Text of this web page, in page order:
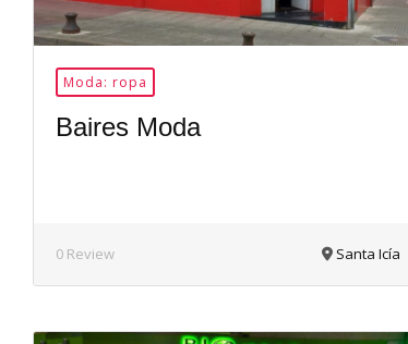
Moda: ropa
Baires Moda
0 Review Santa Icía